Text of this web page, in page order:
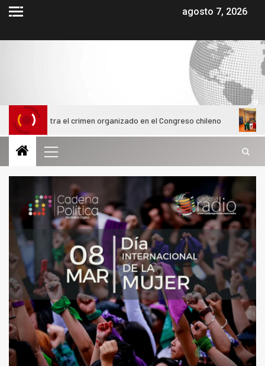
agosto 7, 2026
el crimen organizado en el Congreso chileno